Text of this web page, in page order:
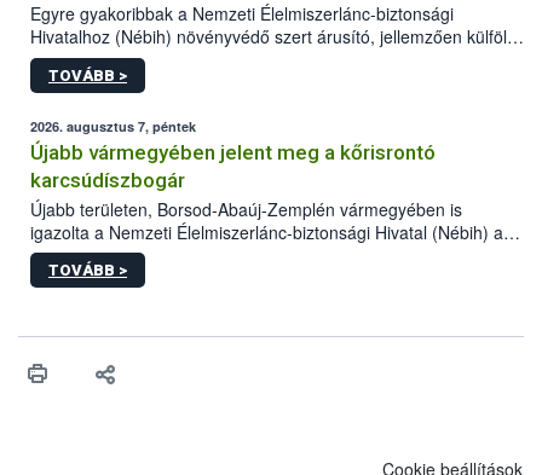
Egyre gyakoribbak a Nemzeti Élelmiszerlánc-biztonsági
Hivatalhoz (Nébih) növényvédő szert árusító, jellemzően külföldi
honlapok kapcsán érkező bejelentések. Emellett az ilyen
termékeket kínáló kéretlen online reklámok mennyisége is
összegyűjtötte az illegális növényvédő szerek kapcsán
előforduló árulkodó jeleket, valamint a webáruházakból való
vásárlás kockázatait.
TOVÁBB >
2026. augusztus 7, péntek
Újabb vármegyében jelent meg a kőrisrontó
karcsúdíszbogár
Újabb területen, Borsod-Abaúj-Zemplén vármegyében is
igazolta a Nemzeti Élelmiszerlánc-biztonsági Hivatal (Nébih) a
kőrisrontó karcsúdíszbogár (Agrilus planipennis) jelenlétét. A
kártevőt nem csak színcsapdában találták meg, de már fertőzött
TOVÁBB >
Cookie beállítások